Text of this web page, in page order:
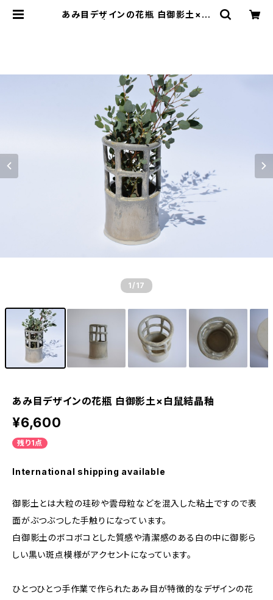
あみ目デザインの花瓶 白御影土×白
1 /17
あみ目デザインの花瓶 白御影土×白鼠結晶釉
¥6,600
残り1点
International shipping available
御影土とは大粒の珪砂や雲母粒などを混入した粘土ですので表
面がぶつぶつした手触りになっています。
白御影土のボコボコとした質感や清潔感のある白の中に御影ら
しい黒い斑点模様がアクセントになっています。
ひとつひとつ手作業で作られたあみ目が特徴的なデザインの花